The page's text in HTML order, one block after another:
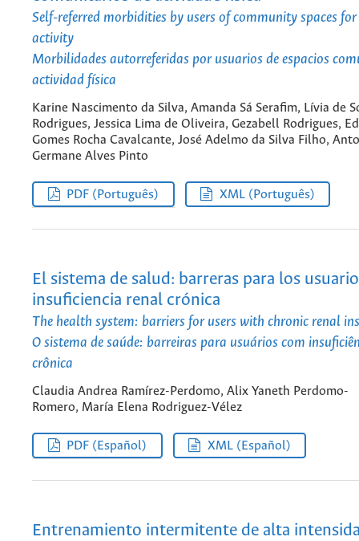
Self-referred morbidities by users of community spaces
activity
Morbilidades autorreferidas por usuarios de espacios
actividad física
Karine Nascimento da Silva, Amanda Sá Serafim, Lívia de
Rodrigues, Jessica Lima de Oliveira, Gezabell Rodrigues,
Gomes Rocha Cavalcante, José Adelmo da Silva Filho,
Germane Alves Pinto
PDF (Português) XML (Português)
El sistema de salud: barreras para los
insuficiencia renal crónica
The health system: barriers for users with chronic renal
O sistema de saúde: barreiras para usuários com
crônica
Claudia Andrea Ramírez-Perdomo, Alix Yaneth Perdomo-
Romero, María Elena Rodriguez-Vélez
PDF (Español) XML (Español)
Entrenamiento intermitente de alta